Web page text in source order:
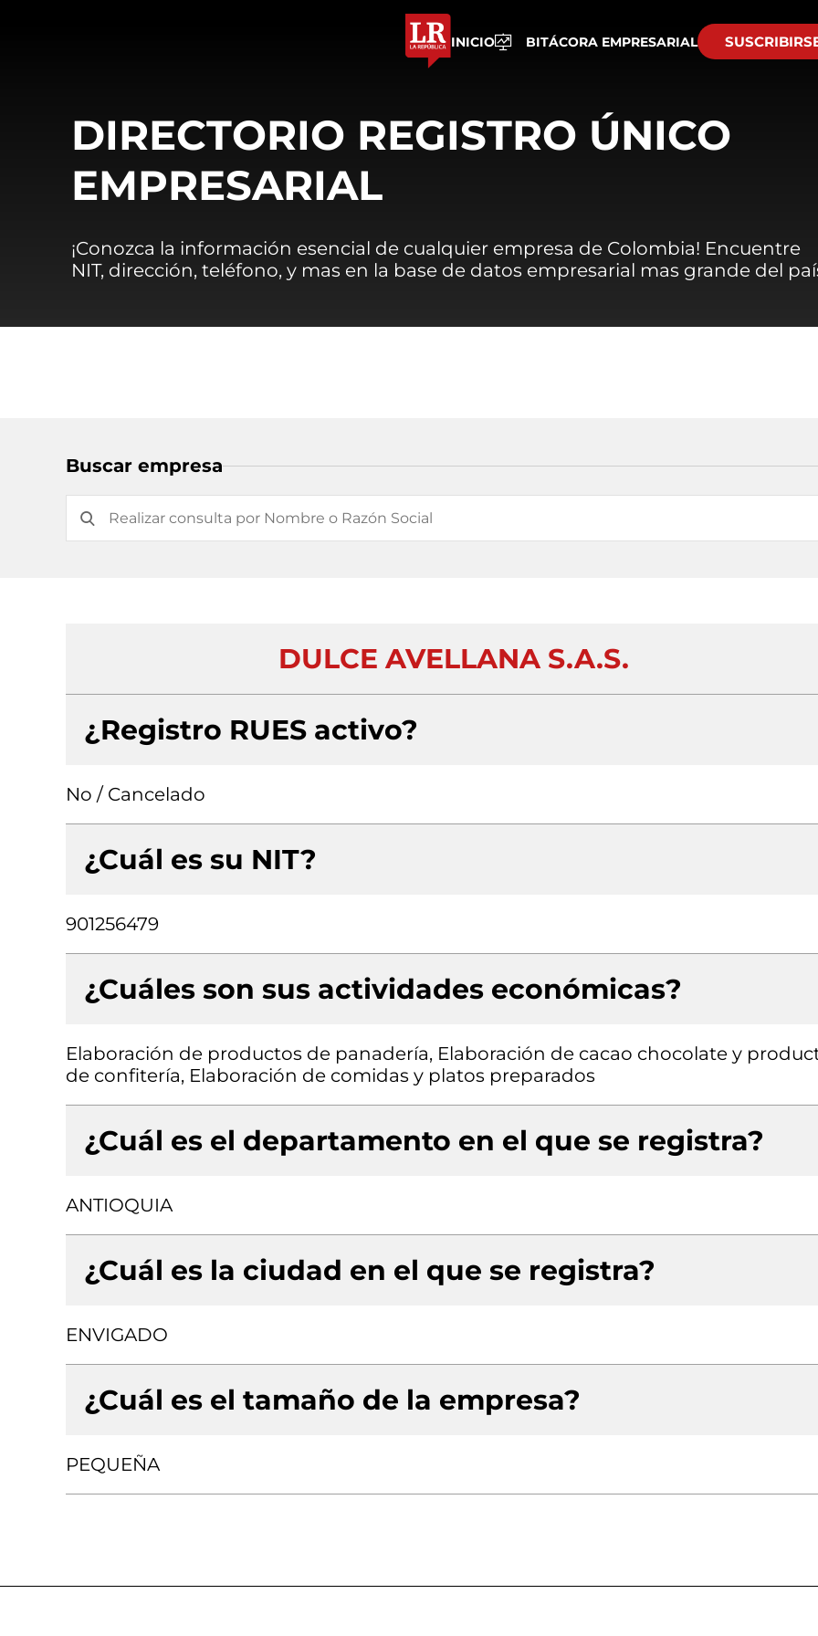
INICIO BITÁCORA EMPRESARIAL
DIRECTORIO REGISTRO ÚNICO
EMPRESARIAL
¡Conozca la información esencial de cualquier empresa de Colombia! Encuentre
NIT, dirección, teléfono, y mas en la base de datos empresarial mas grande del
Buscar empresa
DULCE AVELLANA S.A.S.
¿Registro RUES activo?
No / Cancelado
¿Cuál es su NIT?
901256479
¿Cuáles son sus actividades económicas?
Elaboración de productos de panadería, Elaboración de cacao chocolate y
de confitería, Elaboración de comidas y platos preparados
¿Cuál es el departamento en el que se registra?
ANTIOQUIA
¿Cuál es la ciudad en el que se registra?
ENVIGADO
¿Cuál es el tamaño de la empresa?
PEQUEÑA